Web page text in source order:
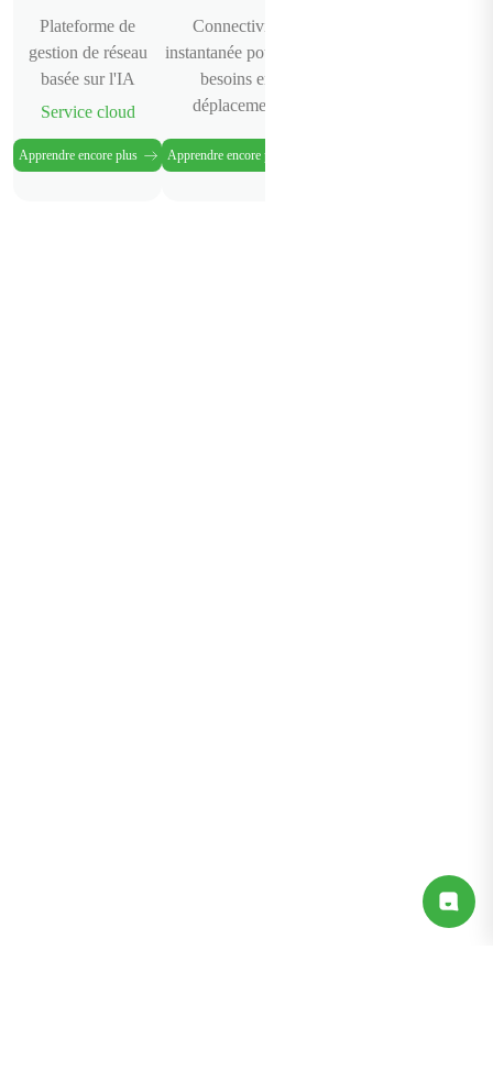
Plateforme de
gestion de réseau
basée sur l'IA
Service cloud
Apprendre encore plus
Connectivité
instantanée pour vos
besoins en
déplacement
Apprendre encore plus